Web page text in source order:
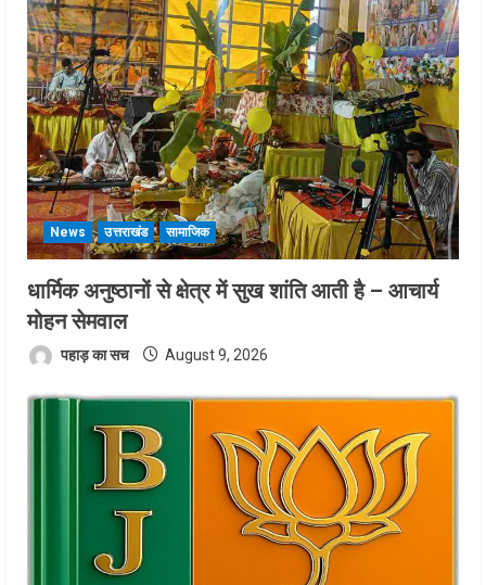
News उत्तराखंड सामाजिक
धार्मिक अनुष्ठानों से क्षेत्र में सुख शांति आती है – आचार्य
मोहन सेमवाल
पहाड़ का सच August 9, 2026